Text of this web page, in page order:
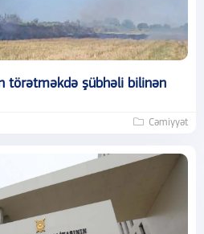
törətməkdə şübhəli bilinən
Cəmiyyət